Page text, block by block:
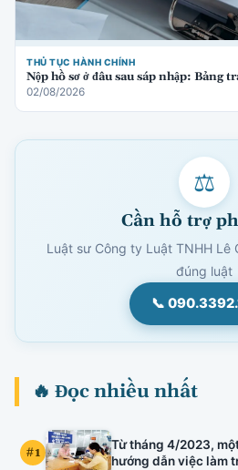
THỦ TỤC HÀNH CHÍNH
Nộp hồ sơ ở đâu sau sáp nhập: Bảng
02/08/2026
⚖
Cần hỗ trợ
Luật sư Công ty Luật TNHH Lê
đúng luật
📞
🔥 Đọc nhiều nhất
#1
Từ tháng 4/2023,
hướng dẫn việc làm